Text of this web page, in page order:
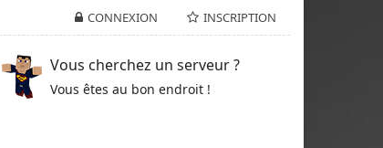
CONNEXION INSCRIPTION
Vous cherchez un serveur ?
Vous êtes au bon endroit !